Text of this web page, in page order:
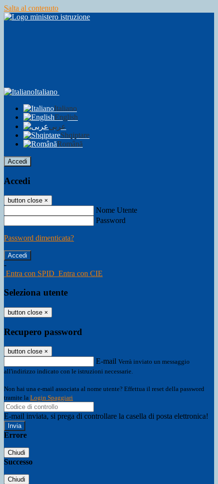
Salta al contenuto
Italiano
Italiano
English
عربى
Shqiptare
Română
Accedi
Accedi
button close ×
Nome Utente
Password
Password dimenticata?
-
Entra con SPID Entra con CIE
Seleziona utente
button close ×
Recupero password
button close ×
E-mail Verrà inviato un messaggio
all'indirizzo indicato con le istruzioni necessarie.
Non hai una e-mail associata al nome utente? Effettua il reset della password
tramite la Login Spaggiari
E-mail inviata, si prega di controllare la casella di posta elettronica!
Errore
Chiudi
Successo
Chiudi